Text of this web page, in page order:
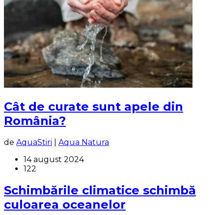
Cât de curate sunt apele din
România?
de AquaStiri
Aqua Natura
14 august 2024
122
Schimbările climatice schimbă
culoarea oceanelor